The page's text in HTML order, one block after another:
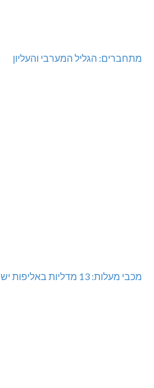
מתחברים: הגליל המערבי והעליון
מכבי מעלות: 13 מדליות באליפות ישראל